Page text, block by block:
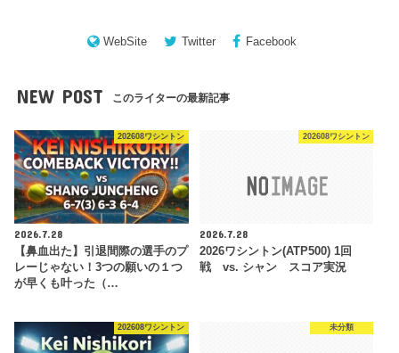
WebSite Twitter Facebook
NEW POST このライターの最新記事
202608ワシントン
2026.7.28
【鼻血出た】引退間際の選手のプ
レーじゃない！3つの願いの１つ
が早くも叶った（…
202608ワシントン
2026.7.28
2026ワシントン(ATP500) 1回
戦 vs. シャン スコア実況
202608ワシントン 未分類